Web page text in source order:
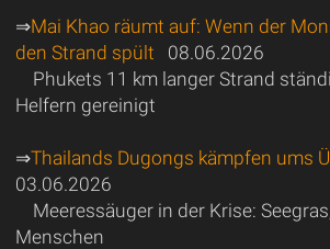
⇒Mai Khao räumt auf: Wenn der
den Strand spült 08.06.2026
Phukets 11 km langer Strand
Helfern gereinigt
⇒Thailands Dugongs kämpfen ums
03.06.2026
Meeressäuger in der Krise:
Menschen